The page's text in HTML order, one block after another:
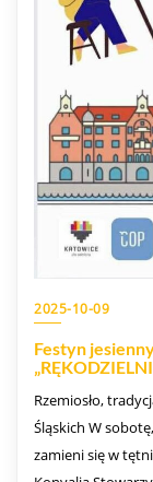
2025-10-09
Festyn
Rzemiosło,
Śląskich W
zamieni się w